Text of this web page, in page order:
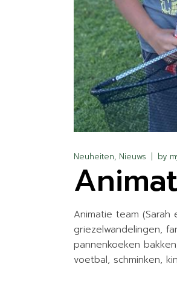
Neuheiten Nieuws by
Animatie team
griezelwandelingen,
pannenkoeken
voetbal, schminken,